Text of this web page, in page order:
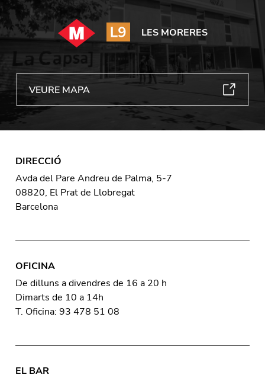
LES MORERES
VEURE MAPA
DIRECCIÓ
Avda del Pare Andreu de Palma, 5-7
08820, El Prat de Llobregat
Barcelona
OFICINA
De dilluns a divendres de 16 a 20 h
Dimarts de 10 a 14h
T. Oficina: 93 478 51 08
EL BAR